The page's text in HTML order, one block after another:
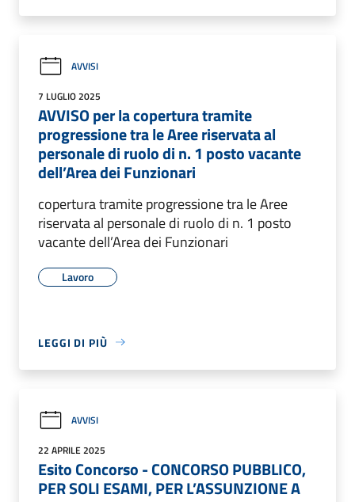
AVVISI
7 LUGLIO 2025
AVVISO per la copertura tramite
progressione tra le Aree riservata al
personale di ruolo di n. 1 posto vacante
dell’Area dei Funzionari
copertura tramite progressione tra le Aree
riservata al personale di ruolo di n. 1 posto
vacante dell’Area dei Funzionari
Lavoro
LEGGI DI PIÙ
AVVISI
22 APRILE 2025
Esito Concorso - CONCORSO PUBBLICO,
PER SOLI ESAMI, PER L’ASSUNZIONE A